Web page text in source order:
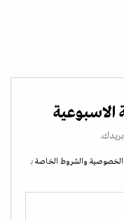
الاسبوعية
الخصوصية والشروط الخاصة بـ